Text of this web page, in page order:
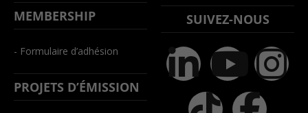
MEMBERSHIP
- Formulaire d’adhésion
PROJETS D’ÉMISSION
SUIVEZ-NOUS